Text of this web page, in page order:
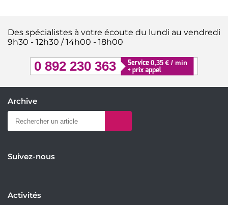
Des spécialistes à votre écoute du lundi au vendredi
9h30 - 12h30 / 14h00 - 18h00
Archive
Suivez-nous
Activités